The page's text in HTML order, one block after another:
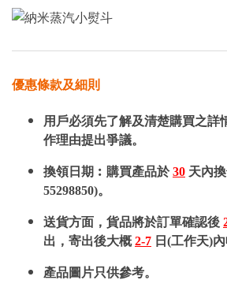
優惠條款及細則
用戶必須先了解及清楚購買之詳
作理由提出爭議。
換領日期︰購買產品於30 天內
55298850)。
送貨方面，貨品將於訂單確認後
出，寄出後大概2-7 日(工作天)內
產品圖片只供參考。